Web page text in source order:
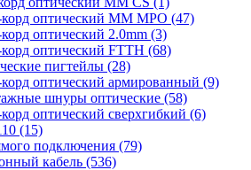
оптический MM MPO (47)
оптический 2.0mm (3)
оптический FTTH (68)
пигтейлы (28)
оптический армированный (9)
шнуры оптические (58)
оптический сверхгибкий (6)
(15)
подключения (79)
кабель (536)